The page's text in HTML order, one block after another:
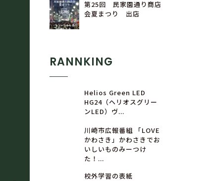
第25回 民家園通り商店
会夏まつり 出店
RANNKING
Helios Green LED
HG24（ヘリオスグリー
ンLED）ヴ...
川崎市広報番組 「LOVE
かわさき」かわさきでお
いしいものみーつけ
た！...
校外学習の表紙